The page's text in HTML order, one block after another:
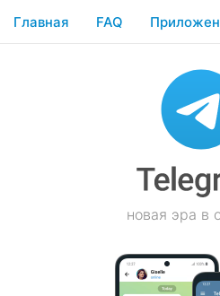
Главная FAQ
новая эра в